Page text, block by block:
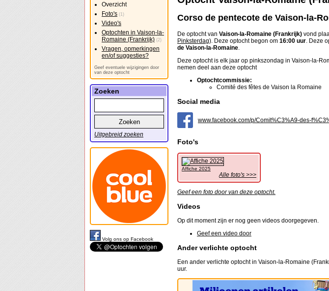
Corso de pentecote de Vaison-la-
De optocht van Vaison-la-Romaine (Frankrijk) vond
Pinksterdag). Deze optocht begon om 16:00 uur. Deze
de Vaison-la-Romaine.
Deze optocht is elk jaar op pinkszondag in Vaison-la-
nemen deel aan deze optocht
Optochtcommissie:
Comité des fêtes de Vaison la Romaine
Social media
www.facebook.com/p/Comit%C3%A9-des-
Foto's
Affiche 2025
Alle foto's >>>
Geef een foto door van deze optocht.
Videos
Op dit moment zijn er nog geen videos doorgegeven.
Geef een video door
Ander verlichte optocht
Een ander verlichte optocht in Vaison-la-Romaine
uur.
Overzicht
Foto's (1)
Video's
Optochten in Vaison-la-
Romaine (Frankrijk) (2)
Vragen, opmerkingen
en/of suggesties?
Geef eventuele wijzigingen door
van deze optocht
Zoeken
Uitgebreid zoeken
Volg ons op Facebook